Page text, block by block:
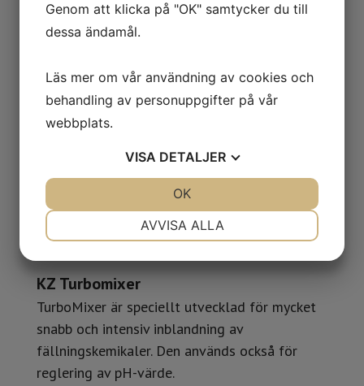
KZ Turbomixer
TurboMixer är speciellt utvecklad för mycket
snabb och intensiv inblandning av
fällningskemikaler. Den används också för
reglering av pH-värde.
Genom att klicka på "OK" samtycker du till
dessa ändamål.
Läs mer om vår användning av cookies och
behandling av personuppgifter på vår
webbplats.
VISA DETALJER
MARKNADSFÖRING
AVVISA ALLA
OK